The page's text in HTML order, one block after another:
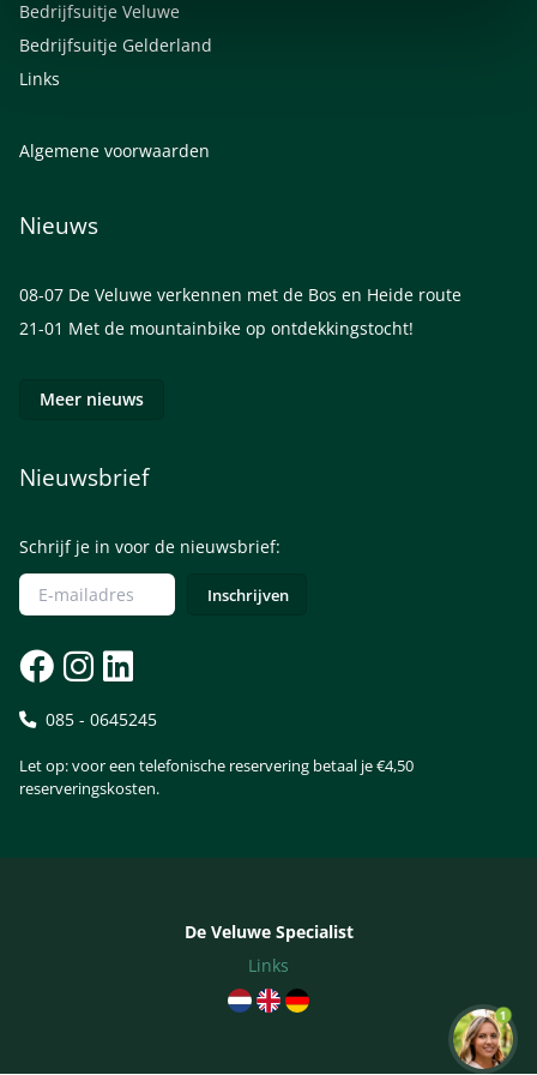
Bedrijfsuitje Veluwe
Bedrijfsuitje Gelderland
Links
Algemene voorwaarden
Nieuws
08-07 De Veluwe verkennen met de Bos en Heide route
21-01 Met de mountainbike op ontdekkingstocht!
Meer nieuws
Nieuwsbrief
Schrijf je in voor de nieuwsbrief:
085 - 0645245
Let op: voor een telefonische reservering betaal je €4,50
reserveringskosten.
De Veluwe Specialist
Links
1